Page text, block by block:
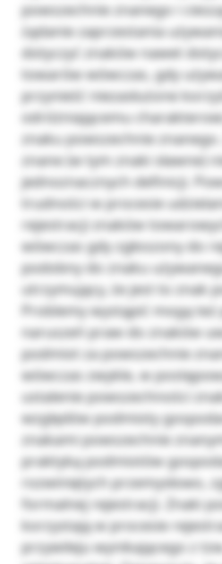
powszechnie znanego i
żądanie zaprzestania
dotyczyć znaków nawet
towarów wówczas, gdy
przynieść niezasłużone
odróżniającemu
znaku powszechnie
znane (w tym znaki sławne)
jednoznacznych definicji.
trudności w procesie
rejestracji znaków
wówczas gdy zgłoszony do
podobny do znaku
utrzymujący, że jest to znak
Problemy wystąpić mogą
naruszeń praw do znaków
podmiot za powszechnie
wówczas zwykle, w
ustalenie powszechności
względów podmioty
znakami powszechnie
praktyką podmiotów
rozwiniętych przemysłowo,
formalnej rejestracji. Znaki
korzystają w procesie
przywileju wynikającego z